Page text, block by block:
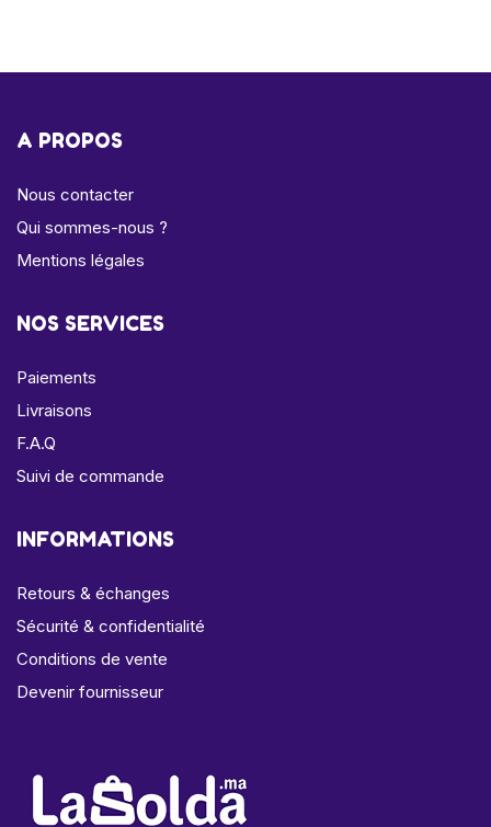
A PROPOS
Nous contacter
Qui sommes-nous ?
Mentions légales
NOS SERVICES
Paiements
Livraisons
F.A.Q
Suivi de commande
INFORMATIONS
Retours & échanges
Sécurité & confidentialité
Conditions de vente
Devenir fournisseur